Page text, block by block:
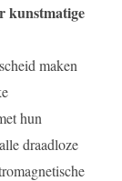
kunstmatige
maken
hun
draadloze